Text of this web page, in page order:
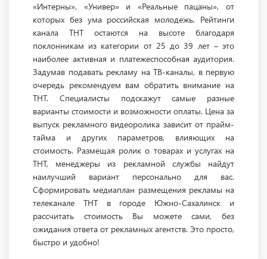
«Интерны», «Универ» и «Реальные пацаны», от
которых без ума российская молодежь. Рейтинги
канала ТНТ остаются на высоте благодаря
поклонникам из категории от 25 до 39 лет – это
наиболее активная и платежеспособная аудитория.
Задумав подавать рекламу на ТВ-каналы, в первую
очередь рекомендуем вам обратить внимание на
ТНТ. Специалисты подскажут самые разные
варианты стоимости и возможности оплаты. Цена за
выпуск рекламного видеоролика зависит от прайм-
тайма и других параметров, влияющих на
стоимость. Размещая ролик о товарах и услугах на
ТНТ, менеджеры из рекламной службы найдут
наилучший вариант персонально для вас.
Сформировать медиаплан размещения рекламы на
телеканале ТНТ в городе Южно-Сахалинск и
рассчитать стоимость Вы можете сами, без
ожидания ответа от рекламных агентств. Это просто,
быстро и удобно!